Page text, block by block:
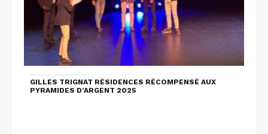
GILLES TRIGNAT RÉSIDENCES RÉCOMPENSÉ AUX
PYRAMIDES D’ARGENT 2025